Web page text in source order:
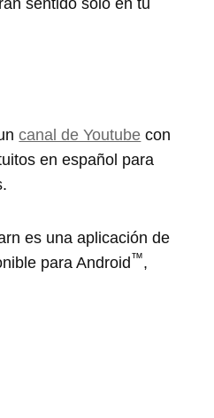
canal de Youtube con
en español para
es una aplicación de
para Android™,